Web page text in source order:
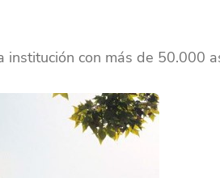
con más de 50.000